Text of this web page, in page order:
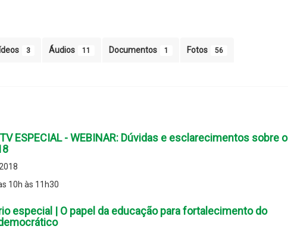
3 Áudios 11 Documentos 1 Fotos 56
ESPECIAL - WEBINAR: Dúvidas e esclarecimentos sobre o
10h às 11h30
especial | O papel da educação para fortalecimento do